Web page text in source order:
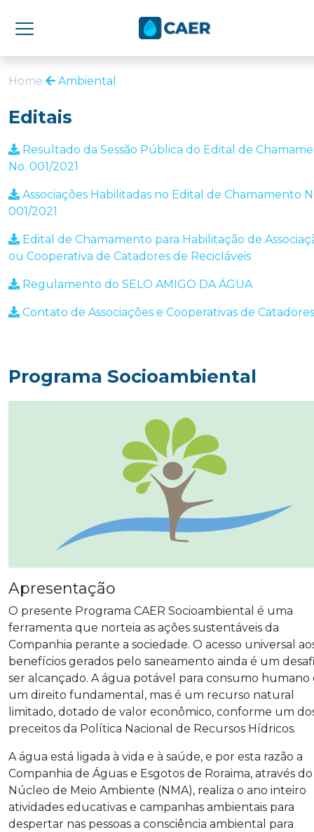
Home Ambiental
Editais
Resultado da Sessão Pública do Edital de
No. 001/2021
Associações Habilitadas no Edital de Chamamento
001/2021
Edital de Chamamento para Habilitação de
ou Cooperativa de Catadores de Recicláveis
Regulamento do SELO AMIGO DA ÁGUA
Contato de Associações e Cooperativas de Catadores
Programa Socioambiental
Apresentação
O presente Programa CAER Socioambiental é uma
ferramenta que norteia as ações sustentáveis da
Companhia perante a sociedade. O acesso universal
benefícios gerados pelo saneamento ainda é um
ser alcançado. A água potável para consumo humano
um direito fundamental, mas é um recurso natural
limitado, dotado de valor econômico, conforme um
preceitos da Política Nacional de Recursos Hídricos.
A água está ligada à vida e à saúde, e por esta razão a
Companhia de Águas e Esgotos de Roraima, através do
Núcleo de Meio Ambiente (NMA), realiza o ano inteiro
atividades educativas e campanhas ambientais para
despertar nas pessoas a consciência ambiental para